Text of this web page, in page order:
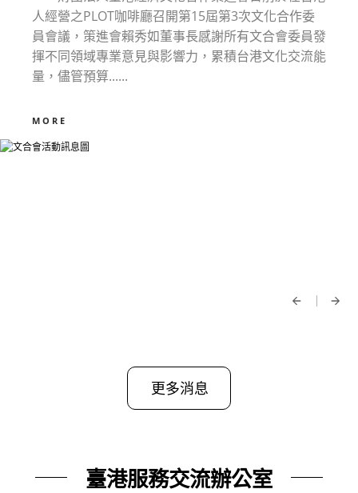
人經營之PLOT咖啡廳召開第15屆第3次文化合作委
員會議，策進會賴秀如董事長感謝所有文合會委員發
揮不同領域專業意見與影響力，累積台港文化交流能
量，儘管預算......
MORE
更多消息
臺港服務交流辦公室